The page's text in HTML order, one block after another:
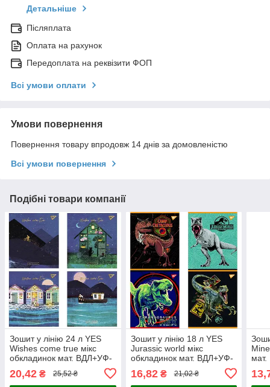
Детальніше
Післяплата
Оплата на рахунок
Передоплата на реквізити ФОП
Всі умови оплати
Умови повернення
Повернення товару впродовж 14 днів за домовленістю
Всі умови повернення
Подібні товари компанії
Зошит у лінію 24 л YES
Wishes come true мікс
обкладинок мат. ВДЛ+УФ-
(766853)
20,42 ₴ 25,52 ₴
Зошит у лінію 18 л YES
Jurassic world мікс
обкладинок мат. ВДЛ+УФ-
виб.+мікроембосінг(766821)
16,82₴ 21,02 ₴